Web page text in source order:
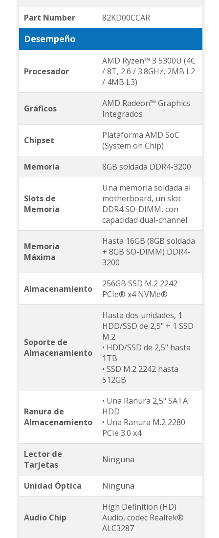
Part Number
82KD00CCAR
Desempeño
Procesador
AMD Ryzen™ 3 5300U (4C
/ 8T, 2.6 / 3.8GHz, 2MB L2
/ 4MB L3)
Gráficos
AMD Radeon™ Graphics
Integrados
Chipset
Plataforma AMD SoC
(System on Chip)
Memoria
8GB soldada DDR4-3200
Slots de
Memoria
Una memoria soldada al
motherboard, un slot
DDR4 SO-DIMM, con
capacidad dual-channel
Memoria
Máxima
Hasta 16GB (8GB soldada
+ 8GB SO-DIMM) DDR4-
3200
Almacenamiento
256GB SSD M.2 2242
PCIe® x4 NVMe®
Soporte de
Almacenamiento
Hasta dos unidades, 1
HDD/SSD de 2,5" + 1 SSD
M.2
• HDD/SSD de 2,5" hasta
1TB
• SSD M.2 2242 hasta
512GB
Ranura de
Almacenamiento
• Una Ranura 2,5" SATA
HDD
• Una Ranura M.2 2280
PCIe 3.0 x4
Lector de
Tarjetas
Ninguna
Unidad Óptica Ninguna
Audio Chip
High Definition (HD)
Audio, codec Realtek®
ALC3287